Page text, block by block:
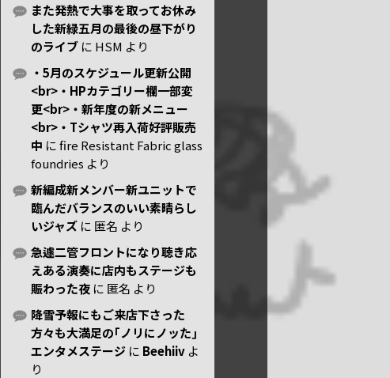
また発熱で大事を取ってお休み
した新緑五月の最後の昼下がり
のライブ に HSM より
・5月のスケジュール更新公開
<br>・HPカテゴリー欄一部変
更<br>・新年度の新メニュー
<br>・Tシャツ再入荷好評販売
中 にfire Resistant Fabric glass
foundries より
新編成新メンバー新ユニットで
臨んだバランスのいい素晴らし
いジャズ に 匿名 より
急遽二管フロントになり聴き応
えある演奏に店内もステージも
賑わった夜 に 匿名 より
降雪予報にもご来店下さった
方々も大満足の｢ノリにノッた｣
エンタメステージ に Beehiiv よ
り